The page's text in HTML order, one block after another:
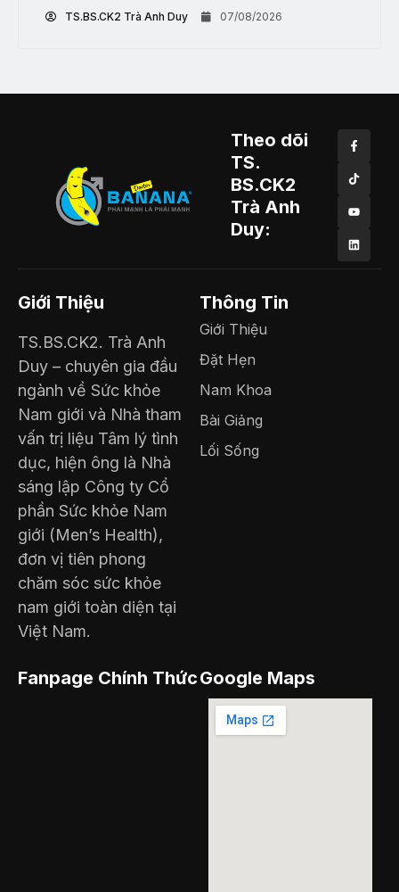
TS.BS.CK2 Trà Anh Duy 07/08/2026
Theo dõi
TS.
BS.CK2
Trà Anh
Duy:
Giới Thiệu
TS.BS.CK2. Trà Anh
Duy – chuyên gia đầu
ngành về Sức khỏe
Nam giới và Nhà tham
vấn trị liệu Tâm lý tình
dục, hiện ông là Nhà
sáng lập Công ty Cổ
phần Sức khỏe Nam
giới (Men’s Health),
đơn vị tiên phong
chăm sóc sức khỏe
nam giới toàn diện tại
Việt Nam.
Thông Tin
Giới Thiệu
Đặt Hẹn
Nam Khoa
Bài Giảng
Lối Sống
Fanpage Chính ThứcGoogle Maps